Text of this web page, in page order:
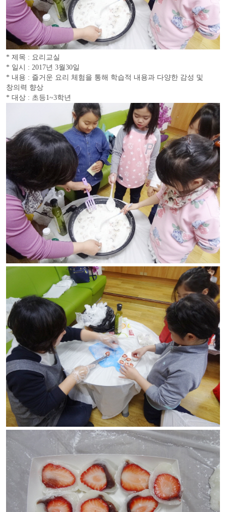
* 제목 : 요리교실
* 일시 : 2017년 3월30일
* 내용 : 즐거운 요리 체험을 통해 학습적 내용과 다양한 감성 및
창의력 향상
* 대상 : 초등1~3학년